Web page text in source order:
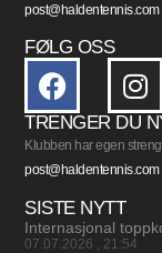
post@haldentennis.com
FØLG OSS
TRENGER DU
Klubben har egen
post@haldentennis.com
SISTE NYTT
Internasjonal
07.07.2026 21:54